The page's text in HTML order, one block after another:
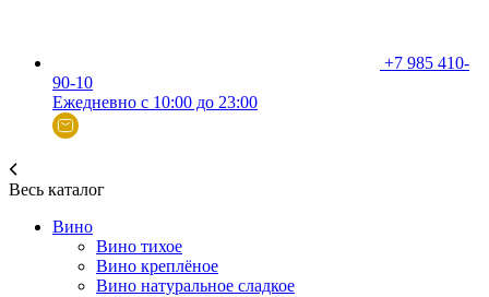
+7 985 410-
90-10
Ежедневно с 10:00 до 23:00
Весь каталог
Вино
Вино тихое
Вино креплёное
Вино натуральное сладкое